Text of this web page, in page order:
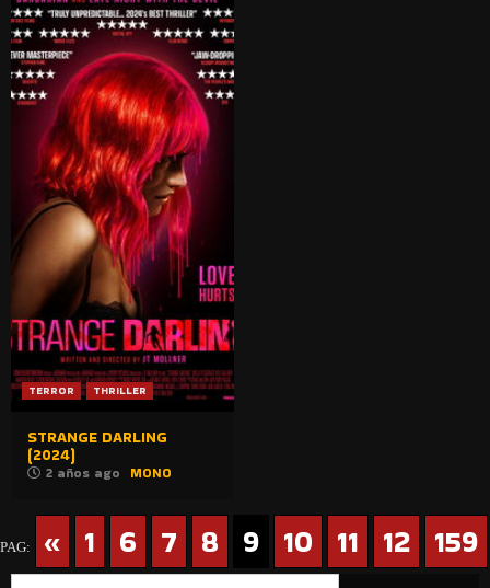
TERROR THRILLER
STRANGE DARLING
(2024)
2 años ago MONO
PAG: « 1 6 7 8 9 10 11 12 159